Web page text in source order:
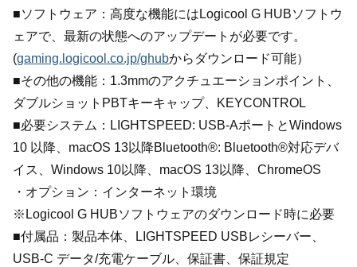
■ソフトウェア：高度な機能にはLogicool G HUBソフトウ
ェアで、最新の状態へのアップデートが必要です。
(gaming.logicool.co.jp/ghubからダウンロード可能）
■その他の機能：1.3mmのアクチュエーションポイント、
ダブルショットPBTキーキャップ、KEYCONTROL
■必要システム：LIGHTSPEED: USB-AポートとWindows
10 以降、macOS 13以降Bluetooth®: Bluetooth®対応デバ
イス、Windows 10以降、macOS 13以降、ChromeOS
・オプション：インターネット環境
※Logicool G HUBソフトウェアのダウンロード時に必要
■付属品：製品本体、LIGHTSPEED USBレシーバー、
USB-C データ/充電ケーブル、保証書、保証規定